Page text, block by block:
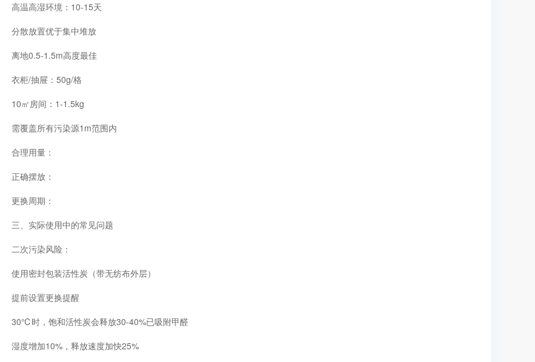
高温高湿环境：10-15天
分散放置优于集中堆放
离地0.5-1.5m高度最佳
衣柜/抽屉：50g/格
10㎡房间：1-1.5kg
需覆盖所有污染源1m范围内
合理用量：
正确摆放：
更换周期：
三、实际使用中的常见问题
二次污染风险：
使用密封包装活性炭（带无纺布外层）
提前设置更换提醒
30℃时，饱和活性炭会释放30-40%已吸附甲醛
湿度增加10%，释放速度加快25%